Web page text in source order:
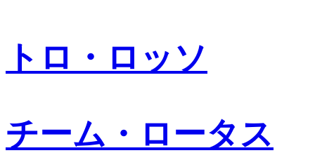
トロ・ロッソ
チーム・ロータス